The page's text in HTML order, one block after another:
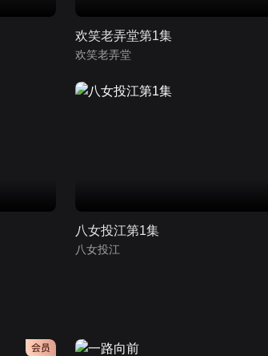
欢笑老弄堂第1集
欢笑老弄堂
八女投江第1集
八女投江
会员